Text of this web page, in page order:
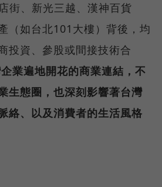
街、新光三越、漢神百貨
（如台北101大樓）背後，均
投資、參股或間接技術合
業遍地開花的商業連結，不
生態圈，也深刻影響著台灣
絡、以及消費者的生活風格